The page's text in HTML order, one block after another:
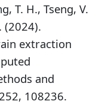
T. H., Tseng, V.
(2024).
extraction
and
108236.